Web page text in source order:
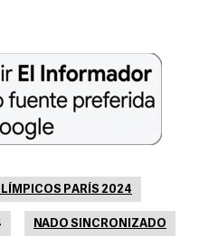
PARÍS 2024
NADO SINCRONIZADO